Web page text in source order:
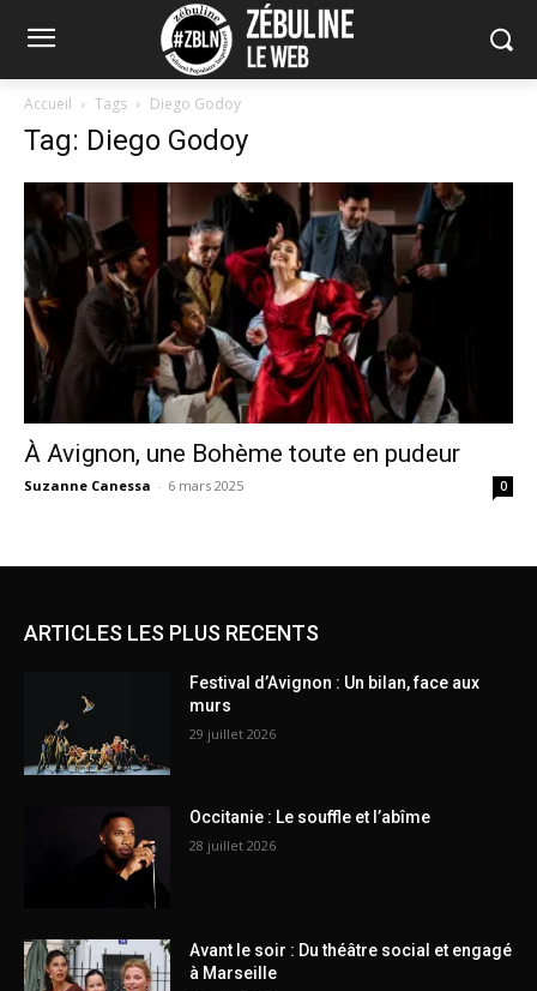
Accueil Tags Diego Godoy
Tag: Diego Godoy
À Avignon, une Bohème toute en pudeur
Suzanne Canessa - 6 mars 2025 0
ARTICLES LES PLUS RECENTS
Festival d’Avignon : Un bilan, face aux
murs
29 juillet 2026
Occitanie : Le souffle et l’abîme
28 juillet 2026
Avant le soir : Du théâtre social et engagé
à Marseille